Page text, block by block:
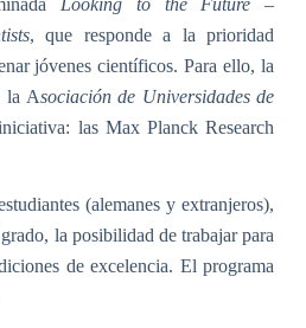
Looking to the Future –
, que responde a la prioridad
jóvenes científicos. Para ello, la
la Asociación de Universidades de
las Max Planck Research
(alemanes y extranjeros),
la posibilidad de trabajar para
de excelencia. El programa